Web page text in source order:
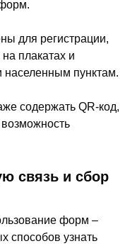
для регистрации,
плакатах и
населенным пунктам.
содержать QR-код,
возможность
связь и сбор
форм –
способов узнать